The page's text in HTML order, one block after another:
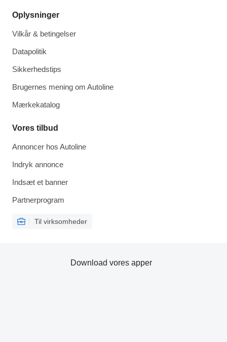
Oplysninger
Vilkår & betingelser
Datapolitik
Sikkerhedstips
Brugernes mening om Autoline
Mærkekatalog
Vores tilbud
Annoncer hos Autoline
Indryk annonce
Indsæt et banner
Partnerprogram
Til virksomheder
Download vores apper